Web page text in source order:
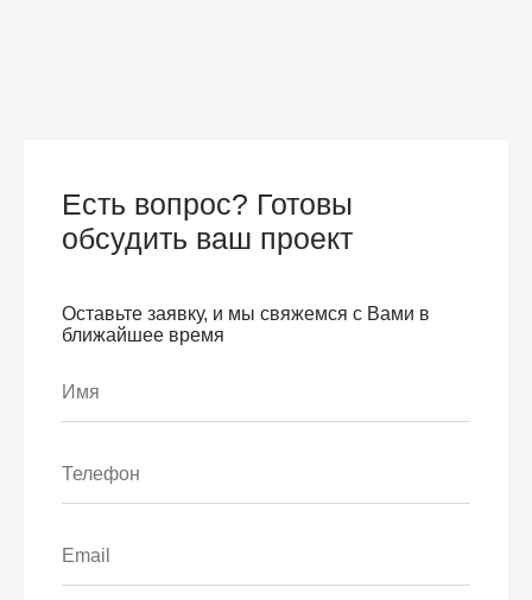
Есть вопрос? Готовы
обсудить ваш проект
Оставьте заявку, и мы свяжемся с Вами в
ближайшее время